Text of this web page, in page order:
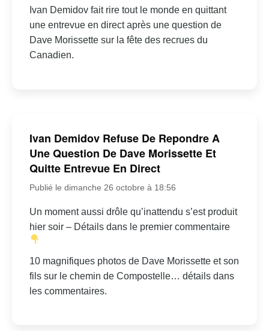
Ivan Demidov fait rire tout le monde en quittant
une entrevue en direct après une question de
Dave Morissette sur la fête des recrues du
Canadien.
Ivan Demidov Refuse De Repondre A
Une Question De Dave Morissette Et
Quitte Entrevue En Direct
Publié le dimanche 26 octobre à 18:56
Un moment aussi drôle qu’inattendu s’est produit
hier soir – Détails dans le premier commentaire
10 magnifiques photos de Dave Morissette et son
fils sur le chemin de Compostelle… détails dans
les commentaires.